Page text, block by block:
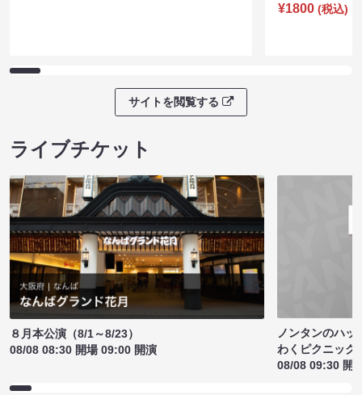
¥1800 (税込)
サイトを閲覧する
ライブチケット
８月本公演（8/1～8/23）
08/08 08:30 開場 09:00 開演
ノンタンのハッ
わくピクニック
08/08 09:30 開